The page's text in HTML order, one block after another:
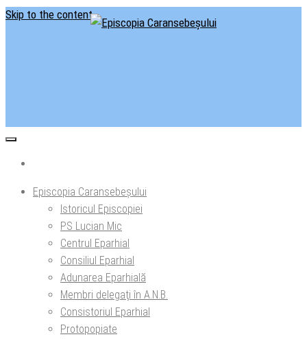
Skip to the content
Episcopia Caransebeșului
Istoricul Episcopiei
PS Lucian Mic
Centrul Eparhial
Consiliul Eparhial
Adunarea Eparhială
Membri delegaţi în A.N.B.
Consistoriul Eparhial
Protopopiate